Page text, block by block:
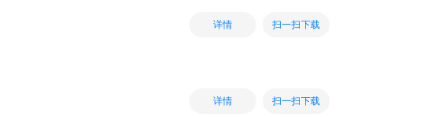
详情 扫一扫下载
详情 扫一扫下载